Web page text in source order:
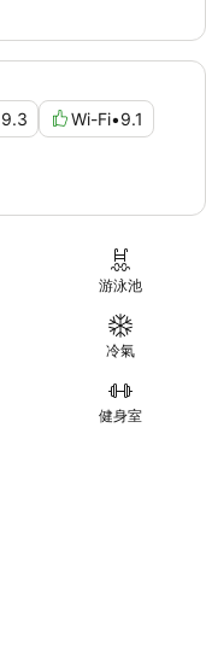
9.3 Wi-Fi•9.1
游泳池
冷氣
健身室